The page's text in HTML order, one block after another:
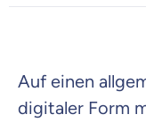
Auf einen
digitaler Form
Zahnzusatz
Versicherung